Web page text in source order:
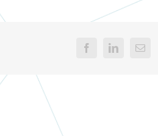
FacebookLinkedInEmail